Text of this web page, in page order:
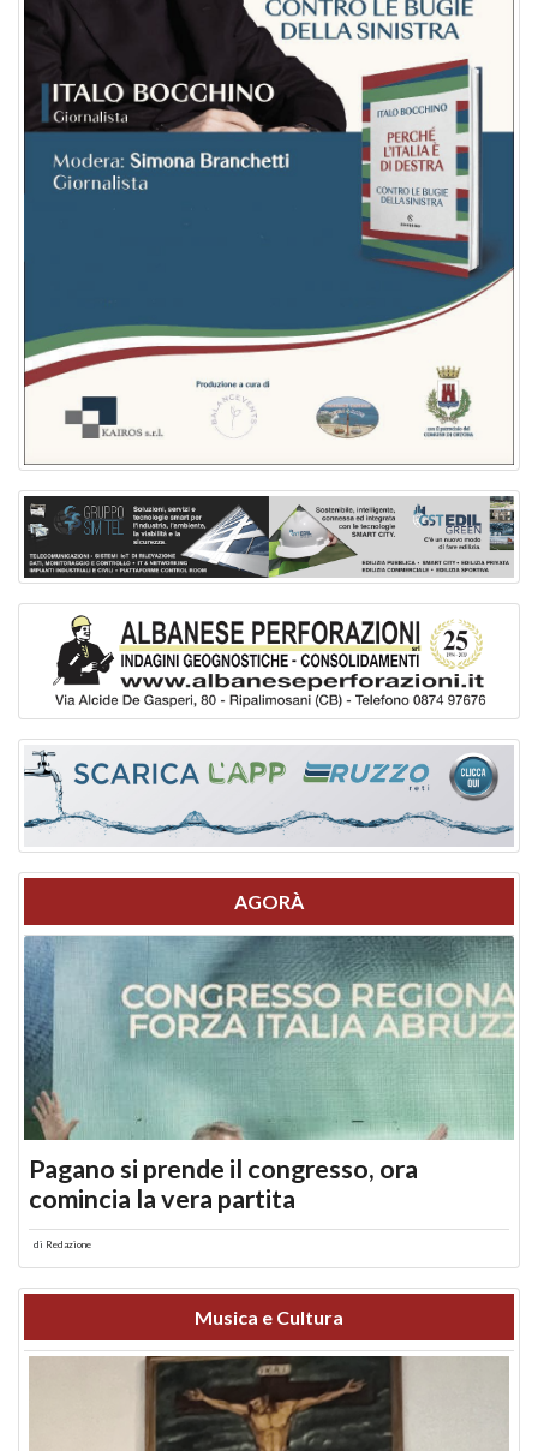
AGORÀ
Pagano si prende il congresso, ora
comincia la vera partita
di Redazione
Musica e Cultura